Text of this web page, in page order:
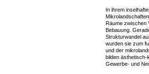
In ihrem
Räume zwischen
Bebauung.
Strukturwandel
wurden sie zum
und der
bilden ästhetisch-
Gewerbe- und